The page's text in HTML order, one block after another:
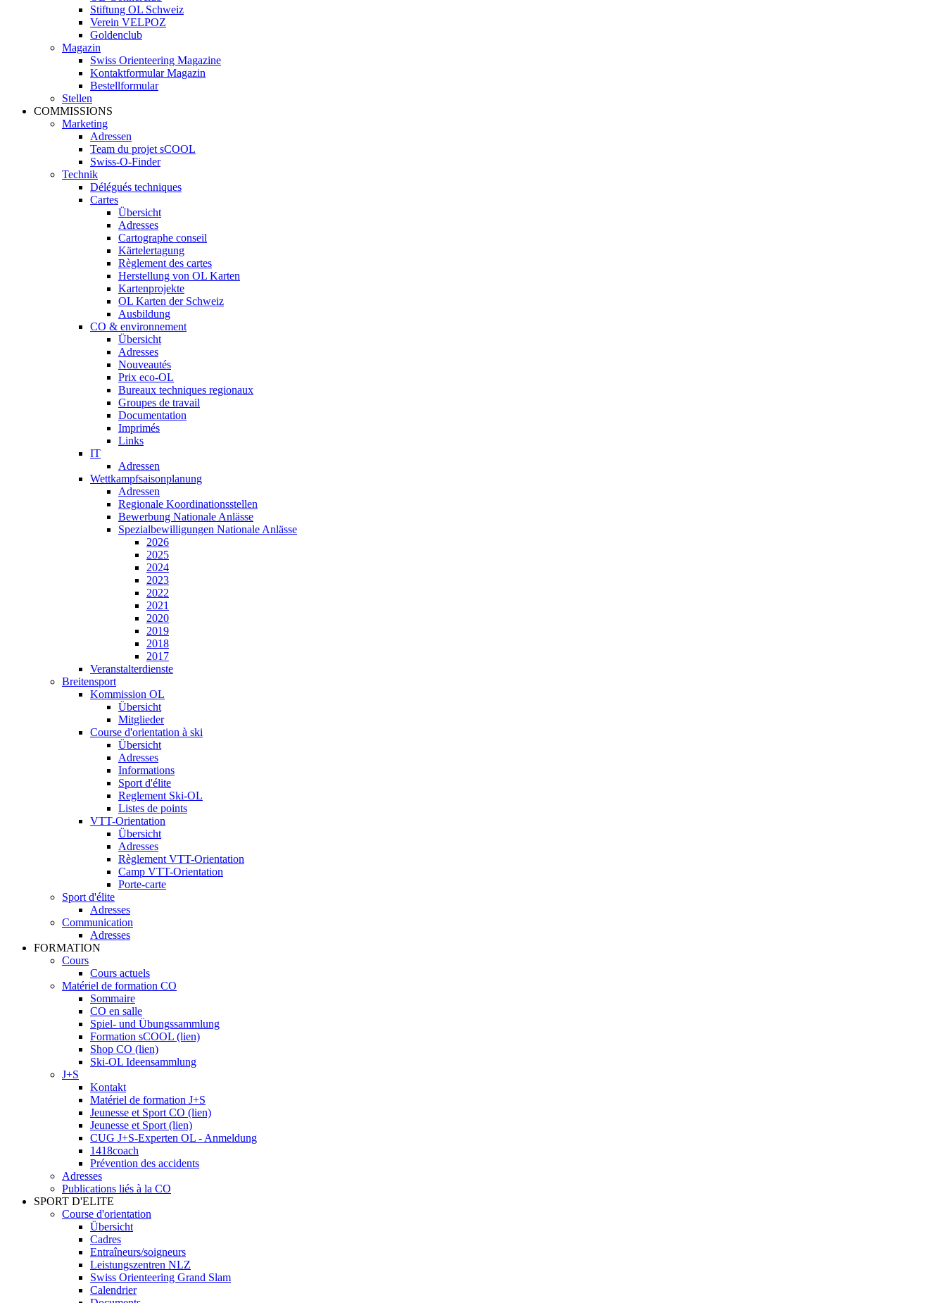
Stiftung OL Schweiz
Verein VELPOZ
Goldenclub
Magazin
Swiss Orienteering Magazine
Kontaktformular Magazin
Bestellformular
Stellen
COMMISSIONS
Marketing
Adressen
Team du projet sCOOL
Swiss-O-Finder
Technik
Délégués techniques
Cartes
Übersicht
Adresses
Cartographe conseil
Kärtelertagung
Règlement des cartes
Herstellung von OL Karten
Kartenprojekte
OL Karten der Schweiz
Ausbildung
CO & environnement
Übersicht
Adresses
Nouveautés
Prix eco-OL
Bureaux techniques regionaux
Groupes de travail
Documentation
Imprimés
Links
IT
Adressen
Wettkampfsaisonplanung
Adressen
Regionale Koordinationsstellen
Bewerbung Nationale Anlässe
Spezialbewilligungen Nationale Anlässe
2026
2025
2024
2023
2022
2021
2020
2019
2018
2017
Veranstalterdienste
Breitensport
Kommission OL
Übersicht
Mitglieder
Course d'orientation à ski
Übersicht
Adresses
Informations
Sport d'élite
Reglement Ski-OL
Listes de points
VTT-Orientation
Übersicht
Adresses
Règlement VTT-Orientation
Camp VTT-Orientation
Porte-carte
Sport d'élite
Adresses
Communication
Adresses
FORMATION
Cours
Cours actuels
Matériel de formation CO
Sommaire
CO en salle
Spiel- und Übungssammlung
Formation sCOOL (lien)
Shop CO (lien)
Ski-OL Ideensammlung
J+S
Kontakt
Matériel de formation J+S
Jeunesse et Sport CO (lien)
Jeunesse et Sport (lien)
CUG J+S-Experten OL - Anmeldung
1418coach
Prévention des accidents
Adresses
Publications liés à la CO
SPORT D'ELITE
Course d'orientation
Übersicht
Cadres
Entraîneurs/soigneurs
Leistungszentren NLZ
Swiss Orienteering Grand Slam
Calendrier